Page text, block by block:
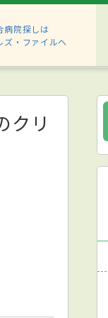
病院探しは
ズ・ファイルへ
クリ